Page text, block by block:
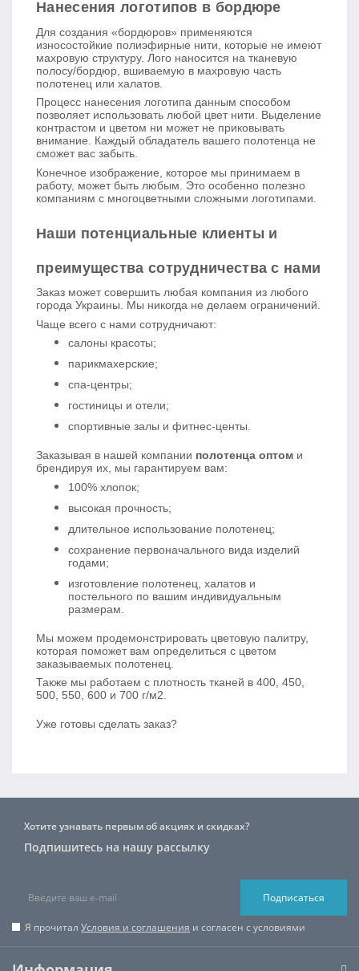
Нанесения логотипов в бордюре
Для создания «бордюров» применяются
износостойкие полиэфирные нити, которые не имеют
махровую структуру. Лого наносится на тканевую
полосу/бордюр, вшиваемую в махровую часть
полотенец или халатов.
Процесс нанесения логотипа данным способом
позволяет использовать любой цвет нити. Выделение
контрастом и цветом ни может не приковывать
внимание. Каждый обладатель вашего полотенца не
сможет вас забыть.
Конечное изображение, которое мы принимаем в
работу, может быть любым. Это особенно полезно
компаниям с многоцветными сложными логотипами.
Наши потенциальные клиенты и
преимущества сотрудничества с нами
Заказ может совершить любая компания из любого
города Украины. Мы никогда не делаем ограничений.
Чаще всего с нами сотрудничают:
салоны красоты;
парикмахерские;
спа-центры;
гостиницы и отели;
спортивные залы и фитнес-центы.
Заказывая в нашей компании полотенца оптом и
брендируя их, мы гарантируем вам:
100% хлопок;
высокая прочность;
длительное использование полотенец;
сохранение первоначального вида изделий
годами;
изготовление полотенец, халатов и
постельного по вашим индивидуальным
размерам.
Мы можем продемонстрировать цветовую палитру,
которая поможет вам определиться с цветом
заказываемых полотенец.
Также мы работаем с плотность тканей в 400, 450,
500, 550, 600 и 700 г/м2.
Уже готовы сделать заказ?
Хотите узнавать первым об акциях и скидках?
Подпишитесь на нашу рассылку
Подписаться
Я прочитал Условия и соглашения и согласен с условиями